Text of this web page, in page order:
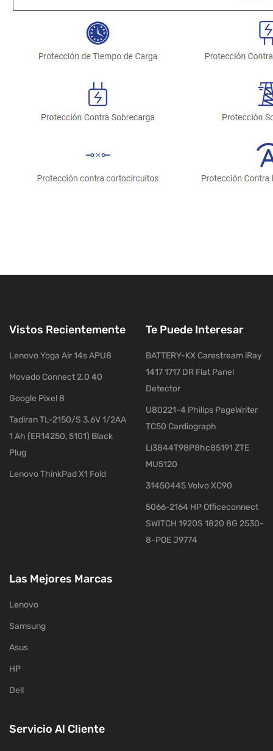
Vistos Recientemente
Lenovo Yoga Air 14s APU8
Movado Connect 2.0 40
Google Pixel 8
Tadiran TL-2150/S 3.6V 1/2AA
1 Ah (ER14250, 5101) Black
Plug
Lenovo ThinkPad X1 Fold
Te Puede Interesar
BATTERY-KX Carestream iRay
1417 1717 DR Flat Panel
Detector
U80221-4 Philips PageWriter
TC50 Cardiograph
Li3844T98P8hc85191 ZTE
MU5120
31450445 Volvo XC90
5066-2164 HP Officeconnect
SWITCH 1920S 1820 8G 2530-
8-POE J9774
Las Mejores Marcas
Lenovo
Samsung
Asus
HP
Dell
Servicio Al Cliente